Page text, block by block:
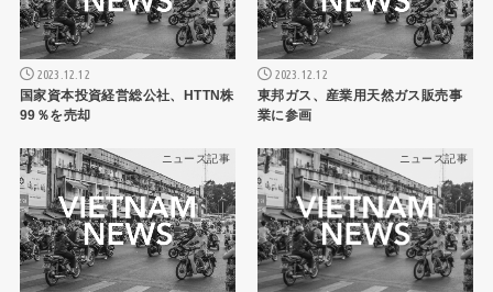
2023.12.12
国家資本投資経営総公社、HTTN株
99％を売却
2023.12.12
東邦ガス、産業用天然ガス販売事
業に参画
ニュース記事 ニュース記事